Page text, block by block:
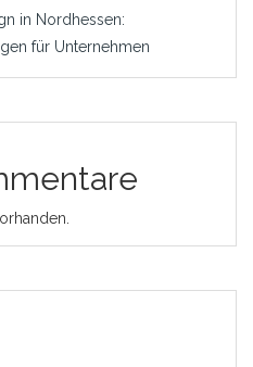
in Nordhessen:
für Unternehmen